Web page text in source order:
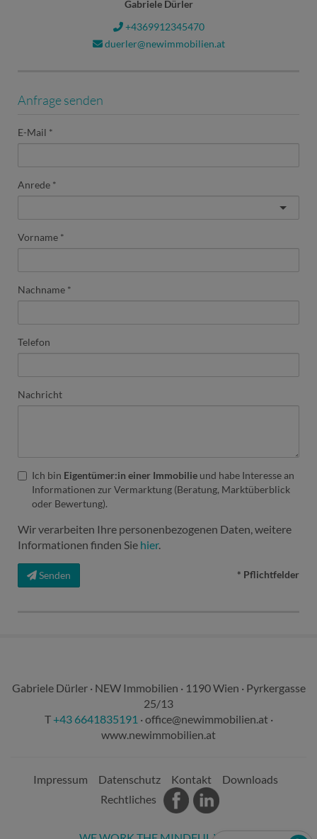
Gabriele Dürler
+4369912345470
duerler@newimmobilien.at
Anfrage senden
E-Mail
Anrede
Vorname
Nachname
Telefon
Nachricht
Ich bin Eigentümer:in einer Immobilie und habe Interesse an
Informationen zur Vermarktung (Beratung, Marktüberblick
oder Bewertung).
Wir verarbeiten Ihre personenbezogenen Daten, weitere
Informationen finden Sie hier.
Senden * Pflichtfelder
Gabriele Dürler · NEW Immobilien · 1190 Wien · Pyrkergasse
25/13
T+43 6641835191 · office@newimmobilien.at·
www.newimmobilien.at
Impressum Datenschutz Kontakt
Downloads
Rechtliches